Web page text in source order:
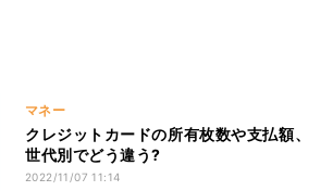
マネー
クレジットカードの所有枚数や支払額、
世代別でどう違う?
2022/11/07 11:14